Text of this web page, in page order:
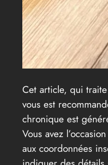
Cet article, qui
vous est
chronique est
Vous avez
aux coordonnées